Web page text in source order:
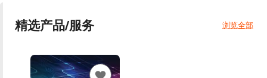
精选产品/服务 浏览全部